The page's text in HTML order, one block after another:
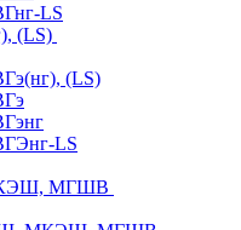
LS
(LS)
(LS)
LS
МГШВ